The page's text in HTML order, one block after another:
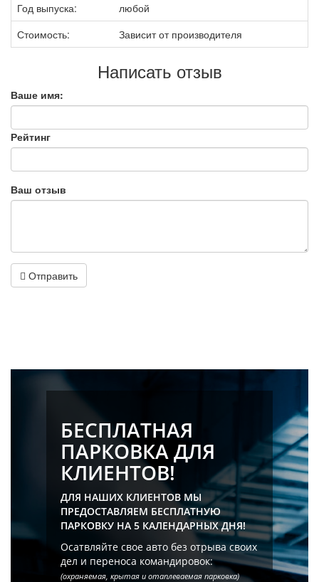
Год выпуска:
любой
Стоимость:
Зависит от производителя
Написать отзыв
Ваше имя:
Рейтинг
Ваш отзыв
Отправить
БЕСПЛАТНАЯ
ПАРКОВКА ДЛЯ
КЛИЕНТОВ!
ДЛЯ НАШИХ КЛИЕНТОВ МЫ
ПРЕДОСТАВЛЯЕМ БЕСПЛАТНУЮ
ПАРКОВКУ НА 5 КАЛЕНДАРНЫХ ДНЯ!
Осатвляйте свое авто без отрыва своих
дел и переноса командировок:
(охраняемая, крытая и отаплеваемая парковка)